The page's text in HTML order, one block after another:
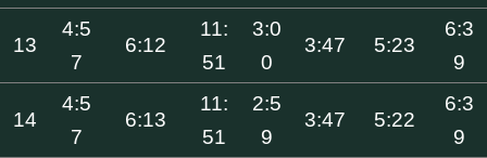
13
4:5
7
6:12
11:
51
3:0
0
3:47 5:23
6:3
9
14
4:5
7
6:13
11:
51
2:5
9
3:47 5:22
6:3
9